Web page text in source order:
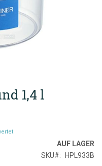
1,4 l
AUF LAGER
SKU
HPL933B